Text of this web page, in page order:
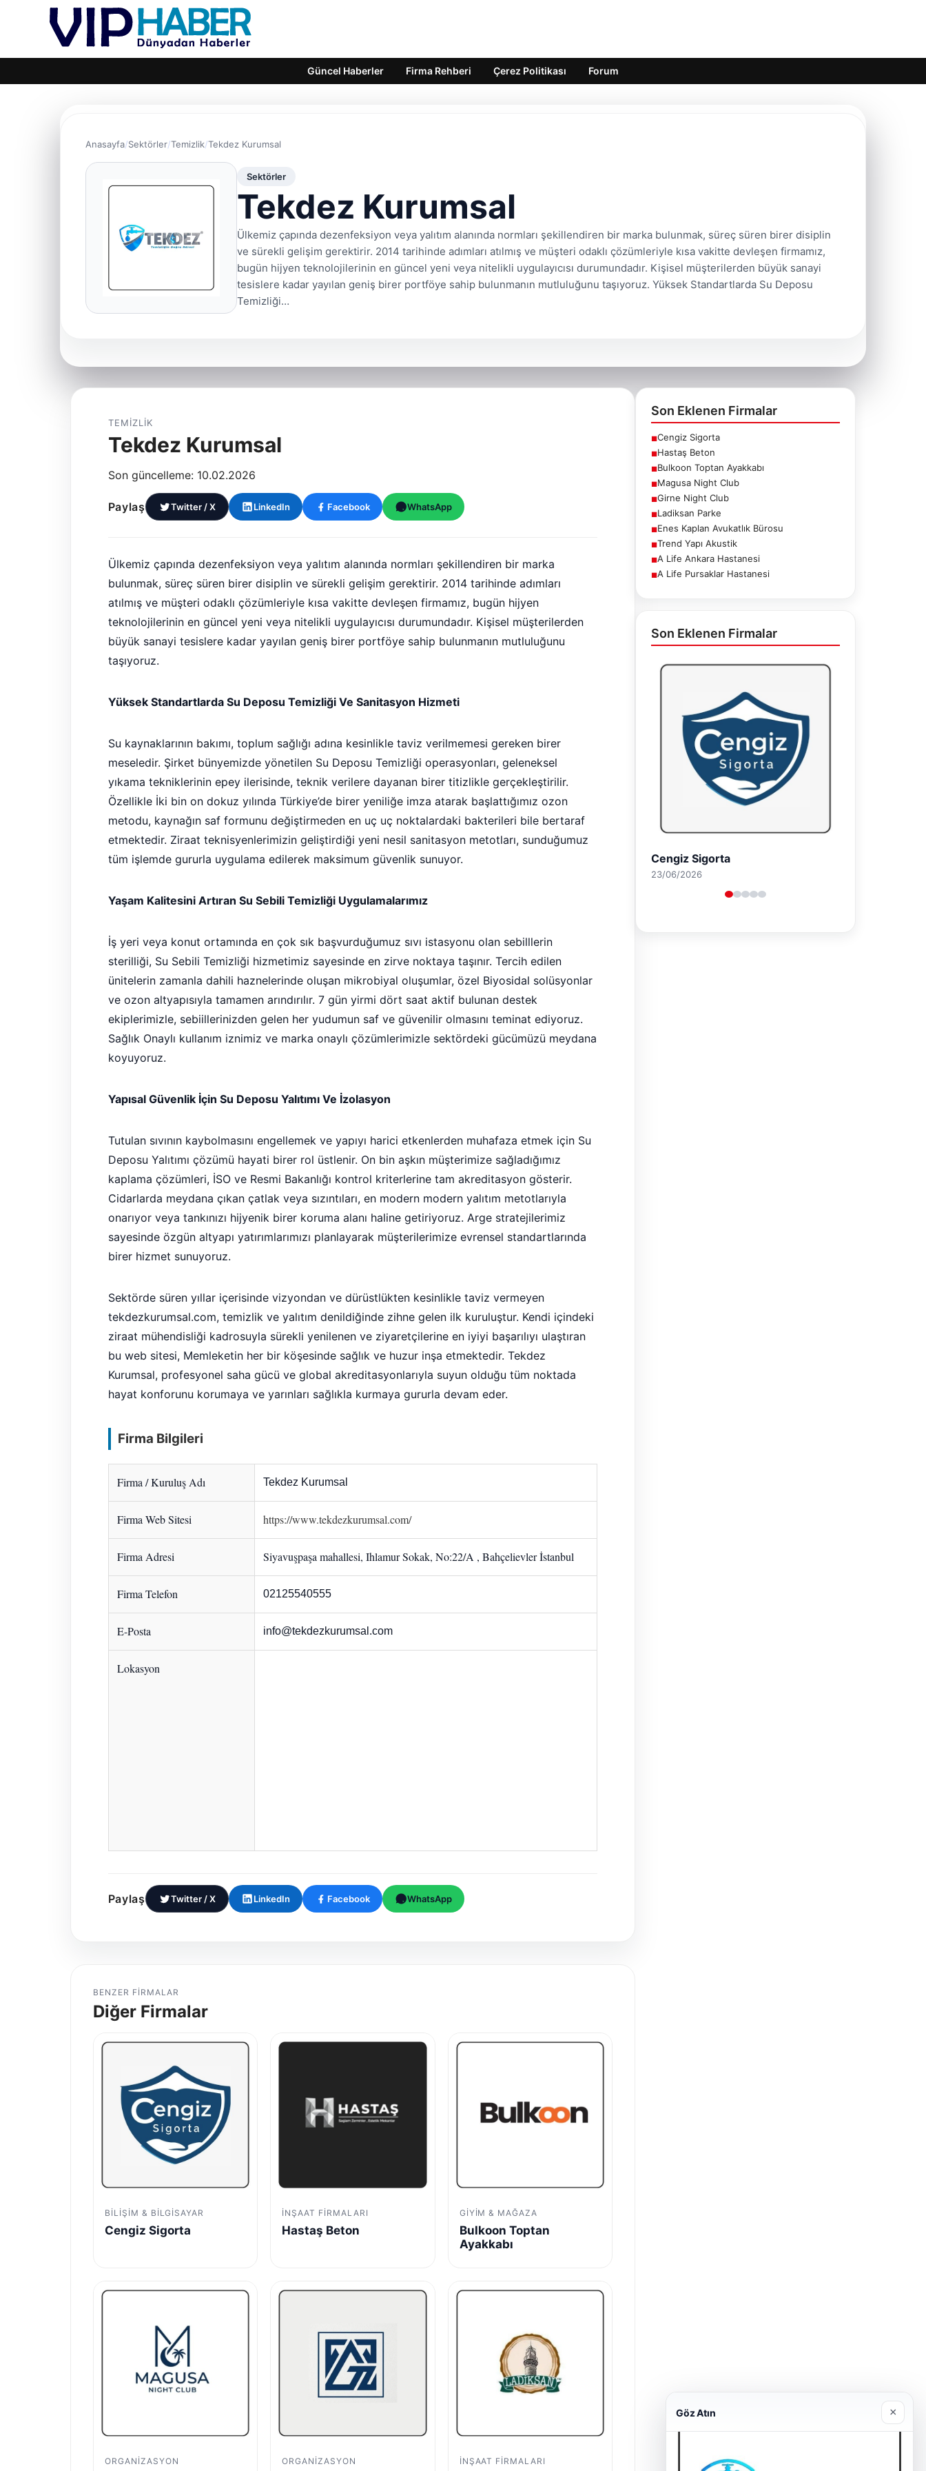
Güncel Haberler Firma Rehberi Çerez Politikası Forum
Anasayfa Sektörler Temizlik Tekdez Kurumsal
Sektörler
Tekdez Kurumsal
Ülkemiz çapında dezenfeksiyon veya yalıtım alanında normları şekillendiren bir marka bulunmak, süreç süren birer disiplin
ve sürekli gelişim gerektirir. 2014 tarihinde adımları atılmış ve müşteri odaklı çözümleriyle kısa vakitte devleşen firmamız,
bugün hijyen teknolojilerinin en güncel yeni veya nitelikli uygulayıcısı durumundadır. Kişisel müşterilerden büyük sanayi
tesislere kadar yayılan geniş birer portföye sahip bulunmanın mutluluğunu taşıyoruz. Yüksek Standartlarda Su Deposu
Temizliği…
TEMIZLIK
Tekdez Kurumsal
Son güncelleme: 10.02.2026
Paylaş Twitter / X LinkedIn Facebook WhatsApp
Ülkemiz çapında dezenfeksiyon veya yalıtım alanında normları şekillendiren bir marka
bulunmak, süreç süren birer disiplin ve sürekli gelişim gerektirir. 2014 tarihinde adımları
atılmış ve müşteri odaklı çözümleriyle kısa vakitte devleşen firmamız, bugün hijyen
teknolojilerinin en güncel yeni veya nitelikli uygulayıcısı durumundadır. Kişisel müşterilerden
büyük sanayi tesislere kadar yayılan geniş birer portföye sahip bulunmanın mutluluğunu
taşıyoruz.
Yüksek Standartlarda Su Deposu Temizliği Ve Sanitasyon Hizmeti
Su kaynaklarının bakımı, toplum sağlığı adına kesinlikle taviz verilmemesi gereken birer
meseledir. Şirket bünyemizde yönetilen Su Deposu Temizliği operasyonları, geleneksel
yıkama tekniklerinin epey ilerisinde, teknik verilere dayanan birer titizlikle gerçekleştirilir.
Özellikle İki bin on dokuz yılında Türkiye’de birer yeniliğe imza atarak başlattığımız ozon
metodu, kaynağın saf formunu değiştirmeden en uç uç noktalardaki bakterileri bile bertaraf
etmektedir. Ziraat teknisyenlerimizin geliştirdiği yeni nesil sanitasyon metotları, sunduğumuz
tüm işlemde gururla uygulama edilerek maksimum güvenlik sunuyor.
Yaşam Kalitesini Artıran Su Sebili Temizliği Uygulamalarımız
İş yeri veya konut ortamında en çok sık başvurduğumuz sıvı istasyonu olan sebilllerin
sterilliği, Su Sebili Temizliği hizmetimiz sayesinde en zirve noktaya taşınır. Tercih edilen
ünitelerin zamanla dahili haznelerinde oluşan mikrobiyal oluşumlar, özel Biyosidal solüsyonlar
ve ozon altyapısıyla tamamen arındırılır. 7 gün yirmi dört saat aktif bulunan destek
ekiplerimizle, sebiillerinizden gelen her yudumun saf ve güvenilir olmasını teminat ediyoruz.
Sağlık Onaylı kullanım iznimiz ve marka onaylı çözümlerimizle sektördeki gücümüzü meydana
koyuyoruz.
Yapısal Güvenlik İçin Su Deposu Yalıtımı Ve İzolasyon
Tutulan sıvının kaybolmasını engellemek ve yapıyı harici etkenlerden muhafaza etmek için Su
Deposu Yalıtımı çözümü hayati birer rol üstlenir. On bin aşkın müşterimize sağladığımız
kaplama çözümleri, İSO ve Resmi Bakanlığı kontrol kriterlerine tam akreditasyon gösterir.
Cidarlarda meydana çıkan çatlak veya sızıntıları, en modern modern yalıtım metotlarıyla
onarıyor veya tankınızı hijyenik birer koruma alanı haline getiriyoruz. Arge stratejilerimiz
sayesinde özgün altyapı yatırımlarımızı planlayarak müşterilerimize evrensel standartlarında
birer hizmet sunuyoruz.
Sektörde süren yıllar içerisinde vizyondan ve dürüstlükten kesinlikle taviz vermeyen
tekdezkurumsal.com, temizlik ve yalıtım denildiğinde zihne gelen ilk kuruluştur. Kendi içindeki
ziraat mühendisliği kadrosuyla sürekli yenilenen ve ziyaretçilerine en iyiyi başarılıyı ulaştıran
bu web sitesi, Memleketin her bir köşesinde sağlık ve huzur inşa etmektedir. Tekdez
Kurumsal, profesyonel saha gücü ve global akreditasyonlarıyla suyun olduğu tüm noktada
hayat konforunu korumaya ve yarınları sağlıkla kurmaya gururla devam eder.
Firma Bilgileri
Firma / Kuruluş Adı Tekdez Kurumsal
Firma Web Sitesi https://www.tekdezkurumsal.com/
Firma Adresi Siyavuşpaşa mahallesi, Ihlamur Sokak, No:22/A , Bahçelievler İstanbul
Firma Telefon 02125540555
E-Posta info@tekdezkurumsal.com
Lokasyon
Paylaş Twitter / X LinkedIn Facebook WhatsApp
BENZER FIRMALAR
Diğer Firmalar
BILIŞIM & BILGISAYAR
Cengiz Sigorta
İNŞAAT FIRMALARI
Hastaş Beton
GIYIM & MAĞAZA
Bulkoon Toptan
Ayakkabı
ORGANIZASYON ORGANIZASYON İNŞAAT FIRMALARI
Son Eklenen Firmalar
■Cengiz Sigorta
■Hastaş Beton
■Bulkoon Toptan Ayakkabı
■Magusa Night Club
■Girne Night Club
■Ladiksan Parke
■Enes Kaplan Avukatlık Bürosu
■Trend Yapı Akustik
■A Life Ankara Hastanesi
■A Life Pursaklar Hastanesi
Son Eklenen Firmalar
Hastaş Beton
26/05/2026
Göz Atın ×